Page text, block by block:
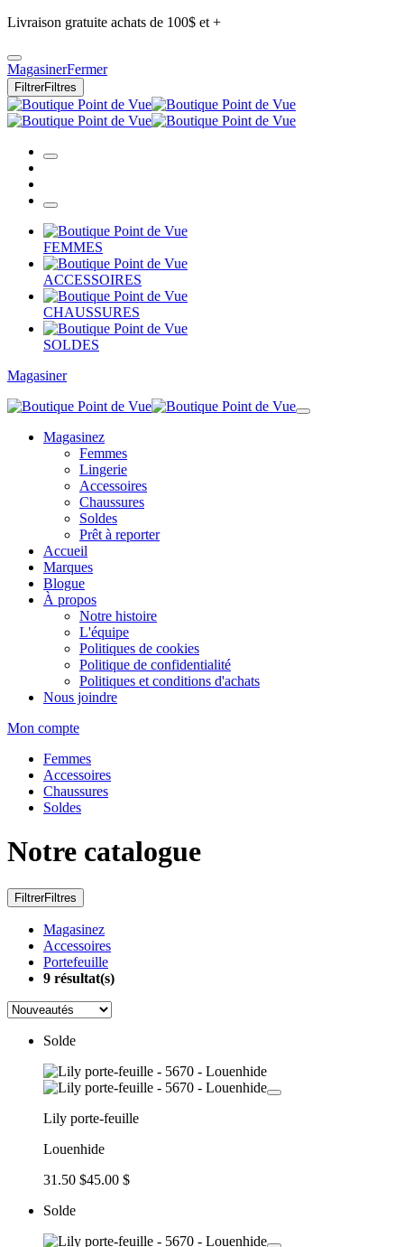
Livraison gratuite achats de 100$ et +
MagasinerFermer
FiltrerFiltres
FEMMES
ACCESSOIRES
CHAUSSURES
SOLDES
Magasiner
Magasinez
Femmes
Lingerie
Accessoires
Chaussures
Soldes
Prêt à reporter
Accueil
Marques
Blogue
À propos
Notre histoire
L'équipe
Politiques de cookies
Politique de confidentialité
Politiques et conditions d'achats
Nous joindre
Mon compte
Femmes
Accessoires
Chaussures
Soldes
Notre catalogue
FiltrerFiltres
Magasinez
Accessoires
Portefeuille
9 résultat(s)
Solde
Lily porte-feuille
Louenhide
31.50 $45.00 $
Solde